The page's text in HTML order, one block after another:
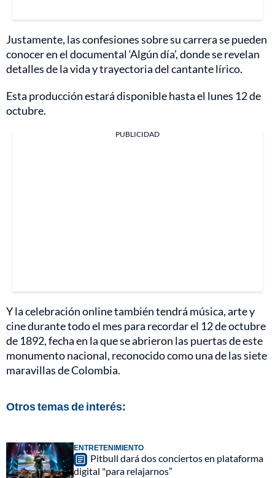
Justamente, las confesiones sobre su carrera se pueden
conocer en el documental ‘Algún día’, donde se revelan
detalles de la vida y trayectoria del cantante lírico.
Esta producción estará disponible hasta el lunes 12 de
octubre.
PUBLICIDAD
Y la celebración online también tendrá música, arte y
cine durante todo el mes para recordar el 12 de octubre
de 1892, fecha en la que se abrieron las puertas de este
monumento nacional, reconocido como una de las siete
maravillas de Colombia.
Otros temas de interés:
ENTRETENIMIENTO
Pitbull dará dos conciertos en plataforma
digital "para relajarnos”